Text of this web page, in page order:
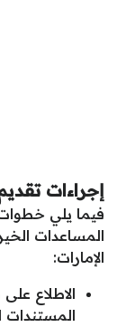
إجراءات
فيما يلي
المساعدات
الإمارات:
الاطلاع
المستندات